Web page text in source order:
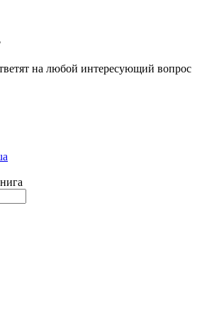
на любой интересующий вопрос